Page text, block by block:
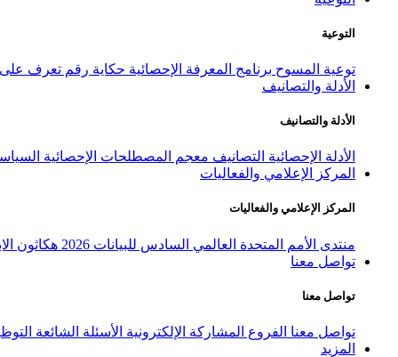
التوعية
توعية المسوح برنامج المعرفة الإحصائية حكاية رقم تعرف على
الأدلة والتصانيف
الأدلة والتصانيف
الأدلة الإحصائية التصانيف معجم المصطلحات الإحصائية
المركز الإعلامي والفعاليات
المركز الإعلامي والفعاليات
منتدى الأمم المتحدة العالمي السادس للبيانات 2026
هكاثون
تواصل معنا
تواصل معنا
تواصل معنا الفروع المشاركة الإلكترونية الأسئلة الشائعة
المزيد